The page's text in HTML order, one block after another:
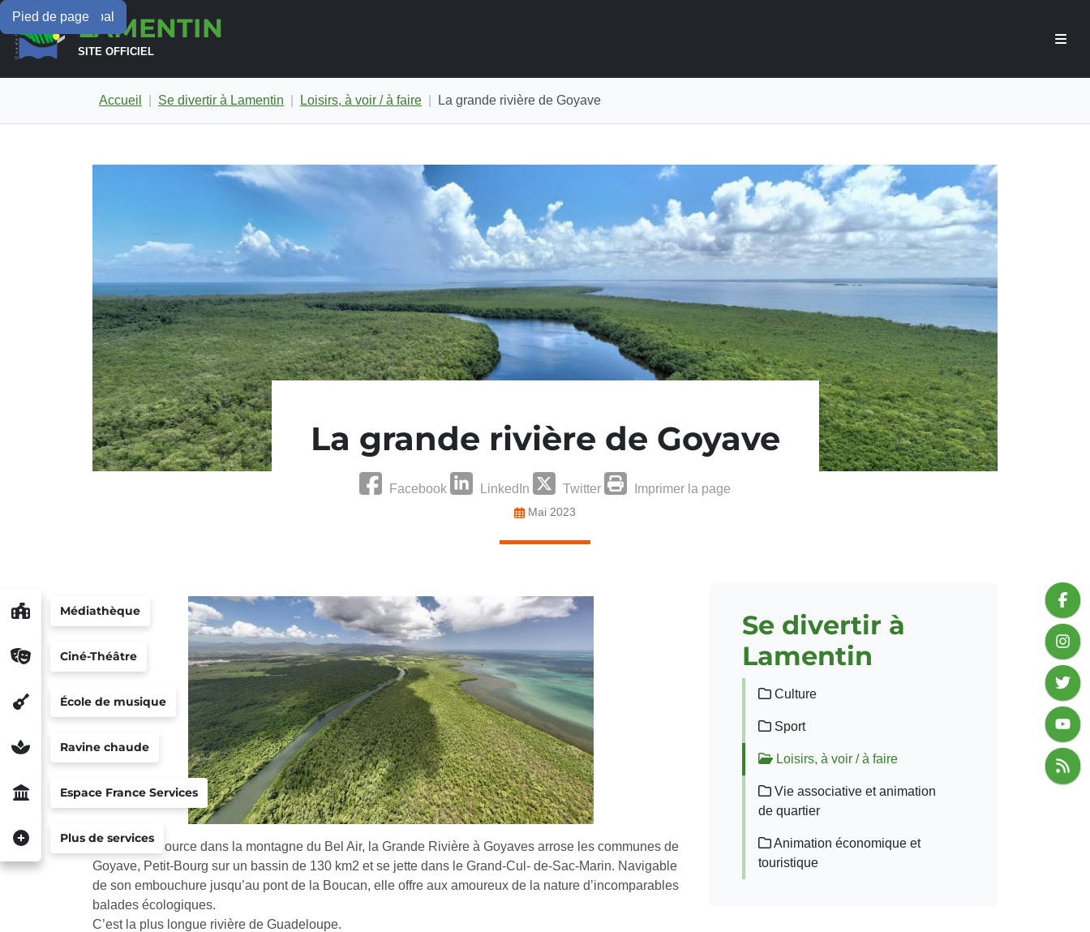
Menu principal
Contenu principal
Pied de pageLAMENTIN
SITE OFFICIEL
Médiathèque
Ciné-Théâtre
École de musique
Ravine chaude
Espace France Services
Plus de services
Accueil Se divertir à Lamentin Loisirs, à voir / à faire La grande rivière de Goyave
La grande rivière de Goyave
Facebook LinkedIn Twitter Imprimer la page
Mai 2023
Prenant sa source dans la montagne du Bel Air, la Grande Rivière à Goyaves arrose les communes de
Goyave, Petit-Bourg sur un bassin de 130 km2 et se jette dans le Grand-Cul- de-Sac-Marin. Navigable
de son embouchure jusqu’au pont de la Boucan, elle offre aux amoureux de la nature d’incomparables
balades écologiques.
C’est la plus longue rivière de Guadeloupe.
Se divertir à
Lamentin
Culture
Sport
Loisirs, à voir / à faire
Vie associative et animation
de quartier
Animation économique et
touristique